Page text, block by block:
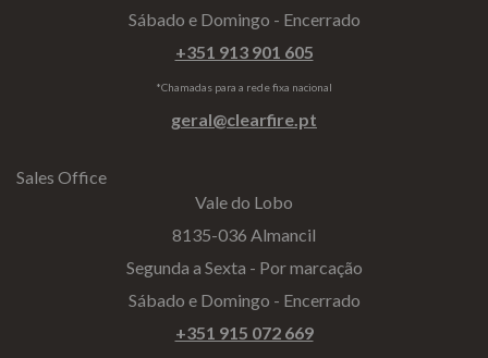
Sábado e Domingo - Encerrado
+351 913 901 605
*Chamadas para a rede fixa nacional
geral@clearfire.pt
Sales Office
Vale do Lobo
8135-036 Almancil
Segunda a Sexta - Por marcação
Sábado e Domingo - Encerrado
+351 915 072 669